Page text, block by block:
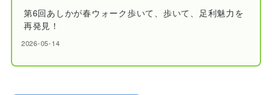
第6回あしかが春ウォーク歩いて、歩いて、足利魅力を
再発見！
2026-05-14